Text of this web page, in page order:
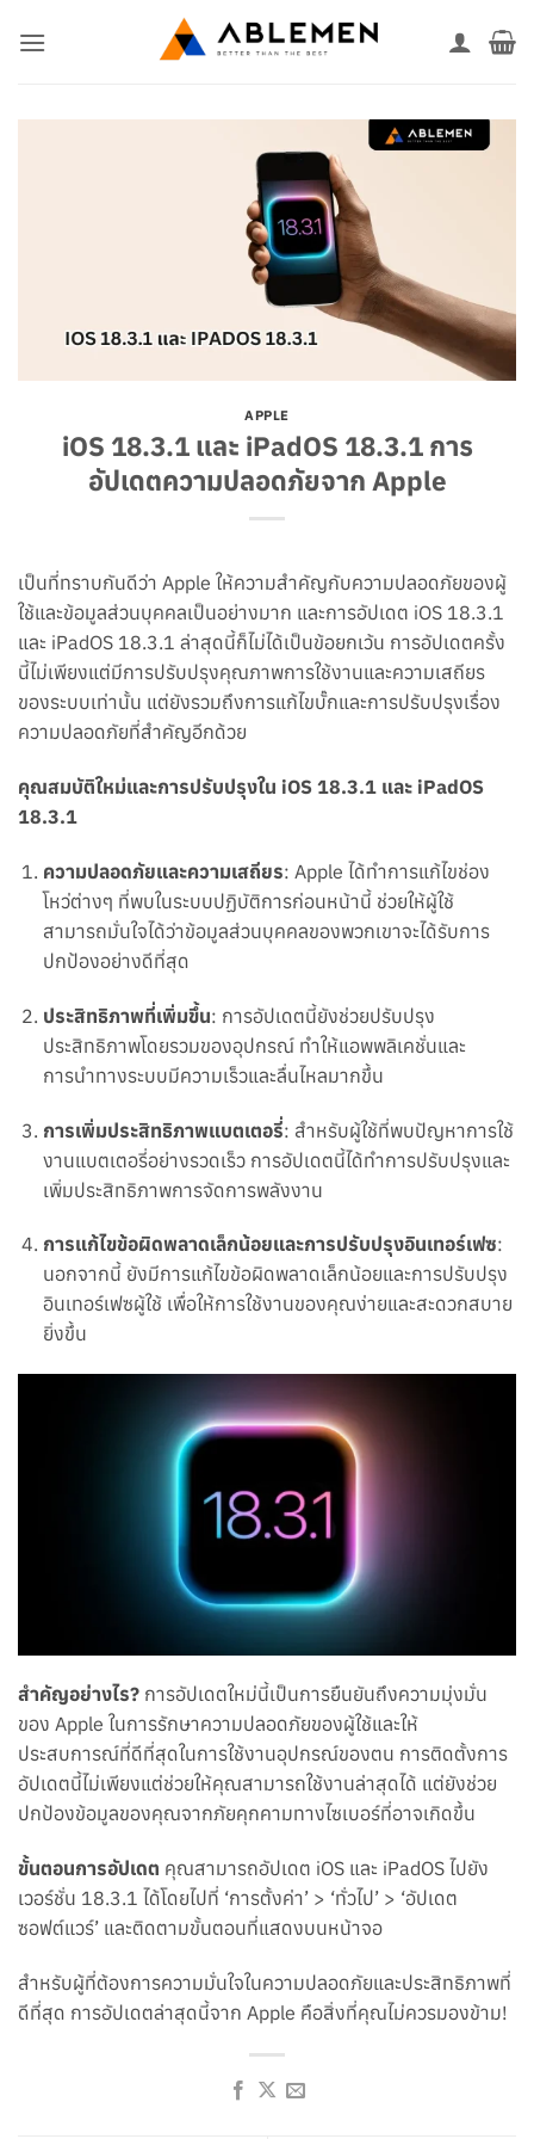
APPLE
iOS 18.3.1 และ iPadOS 18.3.1 การ
อัปเดตความปลอดภัยจาก Apple
เป็นที่ทราบกันดีว่า Apple ให้ความสำคัญกับความปลอดภัยของผู้
ใช้และข้อมูลส่วนบุคคลเป็นอย่างมาก และการอัปเดต iOS 18.3.1
และ iPadOS 18.3.1 ล่าสุดนี้ก็ไม่ได้เป็นข้อยกเว้น การอัปเดตครั้ง
นี้ไม่เพียงแต่มีการปรับปรุงคุณภาพการใช้งานและความเสถียร
ของระบบเท่านั้น แต่ยังรวมถึงการแก้ไขบั๊กและการปรับปรุงเรื่อง
ความปลอดภัยที่สำคัญอีกด้วย
คุณสมบัติใหม่และการปรับปรุงใน iOS 18.3.1 และ iPadOS
18.3.1
ความปลอดภัยและความเสถียร: Apple ได้ทำการแก้ไขช่อง
โหว่ต่างๆ ที่พบในระบบปฏิบัติการก่อนหน้านี้ ช่วยให้ผู้ใช้
สามารถมั่นใจได้ว่าข้อมูลส่วนบุคคลของพวกเขาจะได้รับการ
ปกป้องอย่างดีที่สุด
ประสิทธิภาพที่เพิ่มขึ้น: การอัปเดตนี้ยังช่วยปรับปรุง
ประสิทธิภาพโดยรวมของอุปกรณ์ ทำให้แอพพลิเคชั่นและ
การนำทางระบบมีความเร็วและลื่นไหลมากขึ้น
การเพิ่มประสิทธิภาพแบตเตอรี่: สำหรับผู้ใช้ที่พบปัญหาการใช้
งานแบตเตอรี่อย่างรวดเร็ว การอัปเดตนี้ได้ทำการปรับปรุงและ
เพิ่มประสิทธิภาพการจัดการพลังงาน
การแก้ไขข้อผิดพลาดเล็กน้อยและการปรับปรุงอินเทอร์เฟซ:
นอกจากนี้ ยังมีการแก้ไขข้อผิดพลาดเล็กน้อยและการปรับปรุง
อินเทอร์เฟซผู้ใช้ เพื่อให้การใช้งานของคุณง่ายและสะดวกสบาย
ยิ่งขึ้น
สำคัญอย่างไร? การอัปเดตใหม่นี้เป็นการยืนยันถึงความมุ่งมั่น
ของ Apple ในการรักษาความปลอดภัยของผู้ใช้และให้
ประสบการณ์ที่ดีที่สุดในการใช้งานอุปกรณ์ของตน การติดตั้งการ
อัปเดตนี้ไม่เพียงแต่ช่วยให้คุณสามารถใช้งานล่าสุดได้ แต่ยังช่วย
ปกป้องข้อมูลของคุณจากภัยคุกคามทางไซเบอร์ที่อาจเกิดขึ้น
ขั้นตอนการอัปเดต คุณสามารถอัปเดต iOS และ iPadOS ไปยัง
เวอร์ชั่น 18.3.1 ได้โดยไปที่ ‘การตั้งค่า’ > ‘ทั่วไป’ > ‘อัปเดต
ซอฟต์แวร์’ และติดตามขั้นตอนที่แสดงบนหน้าจอ
สำหรับผู้ที่ต้องการความมั่นใจในความปลอดภัยและประสิทธิภาพที่
ดีที่สุด การอัปเดตล่าสุดนี้จาก Apple คือสิ่งที่คุณไม่ควรมองข้าม!